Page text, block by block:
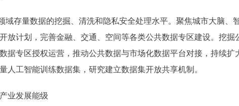
存量数据的挖掘、清洗和隐私安全处理水平。聚焦城市大脑、
放计划，完善金融、交通、空间等各类公共数据专区建设。挖掘
据专区授权运营，推动公共数据与市场化数据平台对接，持续扩
工智能训练数据集，研究建立数据集开放共享机制。
业发展能级